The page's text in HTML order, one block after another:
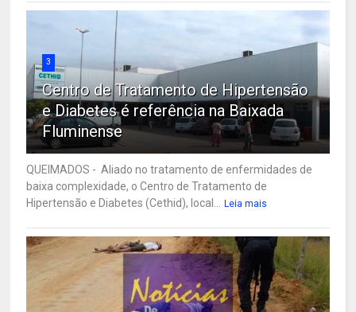
3
Centro de Tratamento de Hipertensão
e Diabetes é referência na Baixada
Fluminense
QUEIMADOS - Aliado no tratamento de enfermidades de
baixa complexidade, o Centro de Tratamento de
Hipertensão e Diabetes (Cethid), local...
Leia mais